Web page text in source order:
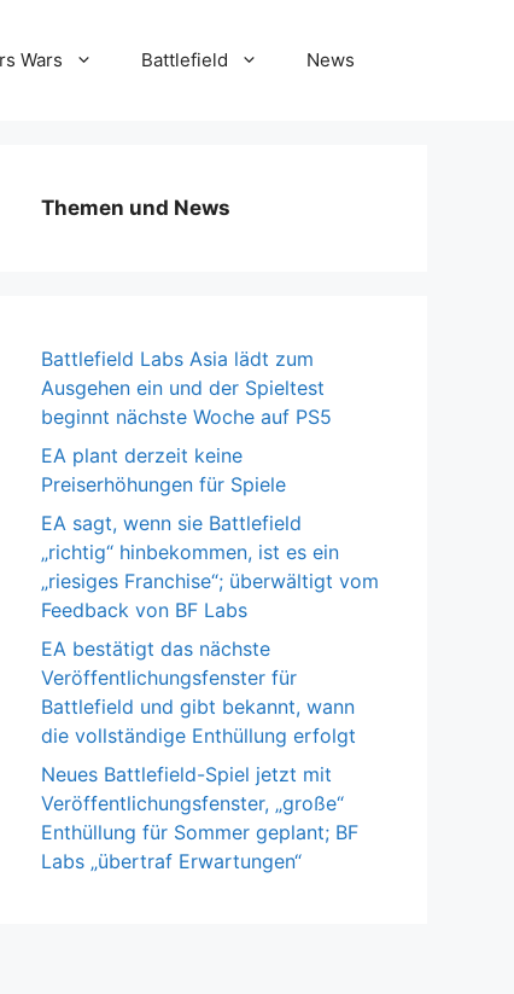
Wars Battlefield News
Themen und News
Battlefield Labs Asia lädt zum
Ausgehen ein und der Spieltest
beginnt nächste Woche auf PS5
EA plant derzeit keine
Preiserhöhungen für Spiele
EA sagt, wenn sie Battlefield
„richtig“ hinbekommen, ist es ein
„riesiges Franchise“; überwältigt vom
Feedback von BF Labs
EA bestätigt das nächste
Veröffentlichungsfenster für
Battlefield und gibt bekannt, wann
die vollständige Enthüllung erfolgt
Neues Battlefield-Spiel jetzt mit
Veröffentlichungsfenster, „große“
Enthüllung für Sommer geplant; BF
Labs „übertraf Erwartungen“